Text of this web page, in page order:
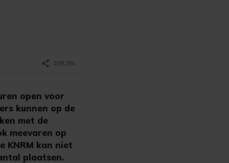
open voor
kunnen op de
met de
meevaren op
KNRM kan niet
plaatsen.
share DELEN